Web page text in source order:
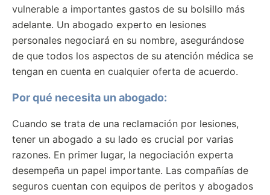
vulnerable a importantes gastos de su bolsillo más
adelante. Un abogado experto en lesiones
personales negociará en su nombre, asegurándose
de que todos los aspectos de su atención médica se
tengan en cuenta en cualquier oferta de acuerdo.
Por qué necesita un abogado:
Cuando se trata de una reclamación por lesiones,
tener un abogado a su lado es crucial por varias
razones. En primer lugar, la negociación experta
desempeña un papel importante. Las compañías de
seguros cuentan con equipos de peritos y abogados